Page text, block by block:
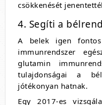
csökkenését
4. Segíti a
A belek igen
immunrendszer
glutamin
tulajdonságai a
jótékonyan hatnak.
Egy 2017-es